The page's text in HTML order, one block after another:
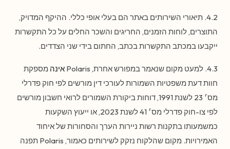
4.2. תיאורי השירותים באתר הם בעלי אופי כללי. ההיקף המדויק,
התוצרים, לוחות הזמנים, החריגים והשכר החלים על כל התקשרות
ייקבעו במכתב התקשרות בכתב, החתום בידי שני הצדדים.
4.3. למעט מקום שנאמר במפורש אחרת, Polaris אינה מספקת
חוות דעת משפטיות השמורות לעורכי דין מורשים לפי חוק פדרלי
מס׳ 23 לשנת 1991, דוחות ביקורת השמורים לרואי חשבון מורשים
לפי צו-חוק פדרלי מס׳ 41 לשנת 2023, או ייעוץ השקעות
כמשמעותו בתקנות רשות ניירות הערך והסחורות של איחוד
האמירויות. מקום שהלקוח נזקק לשירותים כאמור, Polaris תפנה